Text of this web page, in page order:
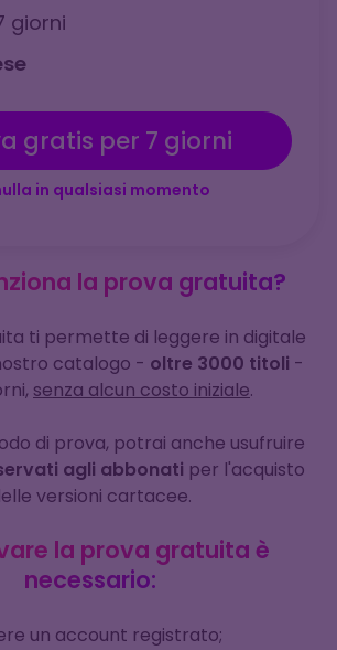
giorni
gratis per 7 giorni
in qualsiasi momento
la prova gratuita?
ti permette di leggere in digitale
catalogo - oltre 3000 titoli -
senza alcun costo iniziale.
di prova, potrai anche usufruire
agli abbonati per l'acquisto
versioni cartacee.
la prova gratuita è
necessario:
un account registrato;